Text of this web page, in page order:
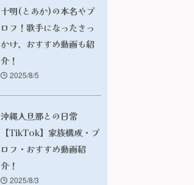
十明(とあか)の本名やプ
ロフ！歌手になったきっ
かけ、おすすめ動画も紹
介！
2025/8/5
沖縄人旦那との日常
【TikTok】家族構成・プ
ロフ・おすすめ動画紹
介！
2025/8/3